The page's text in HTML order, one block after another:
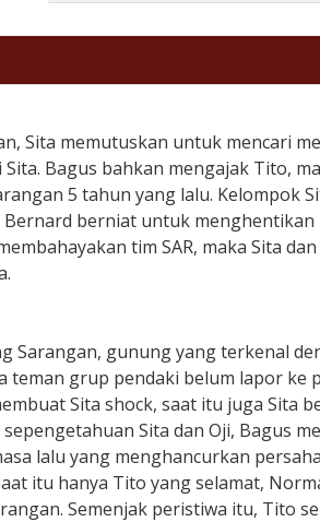
Sita memutuskan untuk mencari
Bagus bahkan mengajak Tito,
5 tahun yang lalu. Kelompok
berniat untuk
tim SAR, maka Sita
Sarangan, gunung yang terkenal
teman grup pendaki belum lapor ke
Sita shock, saat itu juga Sita
Sita dan Oji, Bagus
lalu yang menghancurkan
itu hanya Tito yang selamat,
Semenjak peristiwa itu, Tito